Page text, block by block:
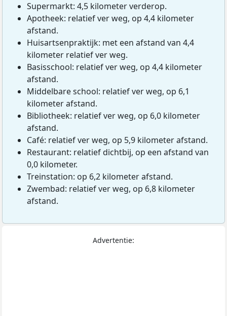
Supermarkt: 4,5 kilometer verderop.
Apotheek: relatief ver weg, op 4,4 kilometer
afstand.
Huisartsenpraktijk: met een afstand van 4,4
kilometer relatief ver weg.
Basisschool: relatief ver weg, op 4,4 kilometer
afstand.
Middelbare school: relatief ver weg, op 6,1
kilometer afstand.
Bibliotheek: relatief ver weg, op 6,0 kilometer
afstand.
Café: relatief ver weg, op 5,9 kilometer afstand.
Restaurant: relatief dichtbij, op een afstand van
0,0 kilometer.
Treinstation: op 6,2 kilometer afstand.
Zwembad: relatief ver weg, op 6,8 kilometer
afstand.
Advertentie: